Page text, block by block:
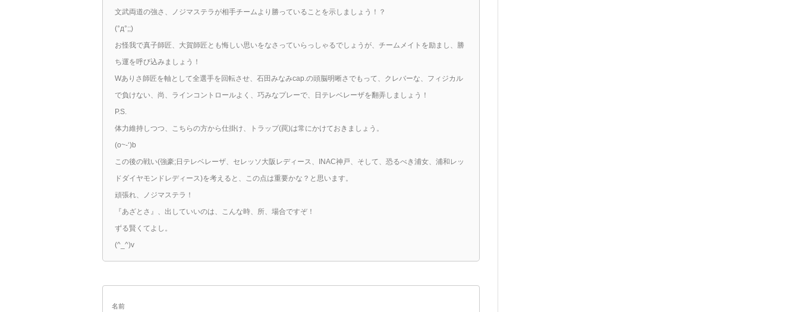
文武両道の強さ、ノジマステラが相手チームより勝っていることを示しましょう！？
(°д°;;)
お怪我で真子師匠、大賀師匠とも悔しい思いをなさっていらっしゃるでしょうが、チームメイトを励まし、勝
ち運を呼び込みましょう！
Wありさ師匠を軸として全選手を回転させ、石田みなみcap.の頭脳明晰さでもって、クレバーな、フィジカル
で負けない、尚、ラインコントロールよく、巧みなプレーで、日テレベレーザを翻弄しましょう！
P.S.
体力維持しつつ、こちらの方から仕掛け、トラップ(罠)は常にかけておきましょう。
(o~-‘)b
この後の戦い(強豪;日テレベレーザ、セレッソ大阪レディース、INAC神戸、そして、恐るべき浦女、浦和レッ
ドダイヤモンドレディース)を考えると、この点は重要かな？と思います。
頑張れ、ノジマステラ！
『あざとさ』、出していいのは、こんな時、所、場合ですぞ！
ずる賢くてよし。
(^_^)v
名前